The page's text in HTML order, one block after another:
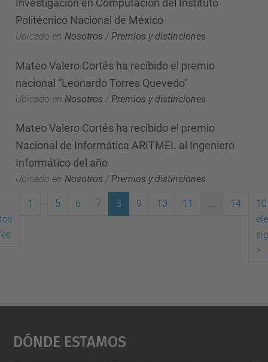
Investigación en Computación del Instituto
Politécnico Nacional de México
Ubicado en Nosotros /Premios y distinciones
Mateo Valero Cortés ha recibido el premio
nacional “Leonardo Torres Quevedo”
Ubicado en Nosotros / Premios y distinciones
Mateo Valero Cortés ha recibido el premio
Nacional de Informática ARITMEL al Ingeniero
Informático del año
Ubicado en Nosotros /Premios y distinciones
1 5 6 7 8 9 10 11 ... 14
10
>
Dónde Estamos